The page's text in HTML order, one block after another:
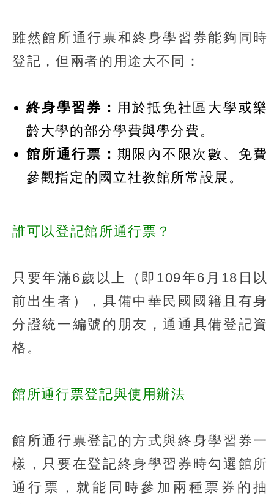
雖然館所通行票和終身學習券能夠同時
登記，但兩者的用途大不同：
終身學習券： 用於抵免社區大學或樂
齡大學的部分學費與學分費。
館所通行票： 期限內不限次數、免費
參觀指定的國立社教館所常設展。
誰可以登記館所通行票？
只要年滿6歲以上（即109年6月18日以
前出生者），具備中華民國國籍且有身
分證統一編號的朋友，通通具備登記資
格。
館所通行票登記與使用辦法
館所通行票登記的方式與終身學習券一
樣，只要在登記終身學習券時勾選館所
通行票，就能同時參加兩種票券的抽